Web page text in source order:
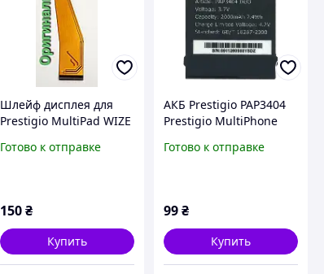
Шлейф дисплея для
Prestigio MultiPad WIZE
оригинал
Готово к отправке
150 ₴
Купить
АКБ Prestigio PAP3404
Prestigio MultiPhone
Готово к отправке
99₴
Купить